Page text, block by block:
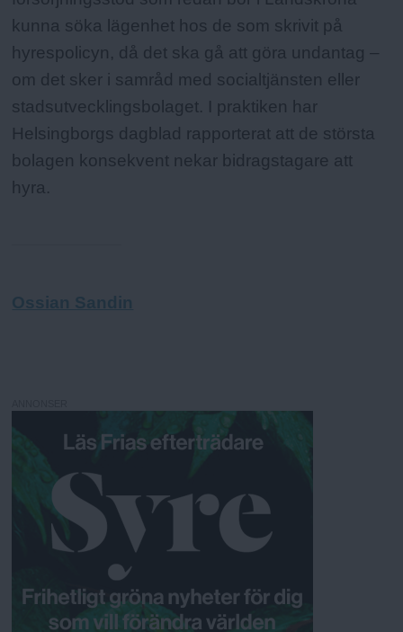
kunna söka lägenhet hos de som skrivit på
hyrespolicyn, då det ska gå att göra undantag –
om det sker i samråd med socialtjänsten eller
stadsutvecklingsbolaget. I praktiken har
Helsingborgs dagblad rapporterat att de största
bolagen konsekvent nekar bidragstagare att
hyra.
Ossian Sandin